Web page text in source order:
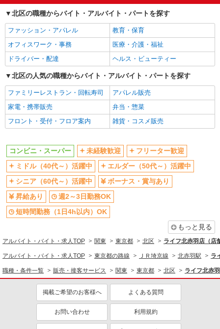
ミドル（40代～）活躍中
エルダー（50代～）活躍中
シニア（60代～）活躍中
ボーナス・賞与あり
昇給あり
週2～3日勤務OK
短時間勤務（1日4h以内）OK
扶養内勤務OK
交通費支給
同じ職種から求人を探す
販売・接客サービス
コンビニ・スーパー
同じ特徴から求人を探す
未経験歓迎
ミドル（40代～）活躍中
ボーナス・賞与あり
週2～3日勤務OK
短時間勤務（1日4h以内）OK
扶養内勤務OK
交通費支給
北区の職種からバイト・アルバイト・パートを探す
ファッション・アパレル
教育・保育
オフィスワーク・事務
医療・介護・福祉
ドライバー・配達
ヘルス・ビューティー
北区の人気の職種からバイト・アルバイト・パートを探す
ファミリーレストラン・回転寿司
アパレル販売
家電・携帯販売
弁当・惣菜
フロント・受付・フロア案内
雑貨・コスメ販売
コンビニ・スーパー 未経験歓迎
フリーター歓迎
ミドル（40代～）活躍中
エルダー（50代～）活躍中
シニア（60代～）活躍中
ボーナス・賞与あり
昇給あり
週2～3日勤務OK
短時間勤務（1日4h以内）OK
もっと見る
アルバイト・バイト・求人TOP 関東 東京都 北区 ライフ北赤羽店（店
アルバイト・バイト・求人TOP 東京都の路線 ＪＲ埼京線 北赤羽駅 ラ
職種・条件一覧 販売・接客サービス 関東 東京都 北区 ライフ北赤
掲載ご希望のお客様へ よくある質問
お問い合わせ 利用規約